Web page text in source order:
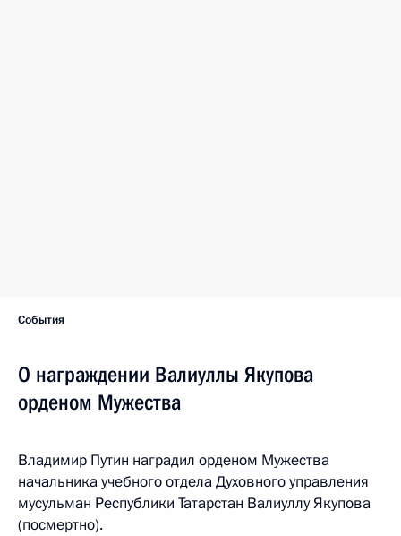
События
О награждении Валиуллы Якупова
орденом Мужества
Владимир Путин наградил орденом Мужества
начальника учебного отдела Духовного управления
мусульман Республики Татарстан Валиуллу Якупова
(посмертно).